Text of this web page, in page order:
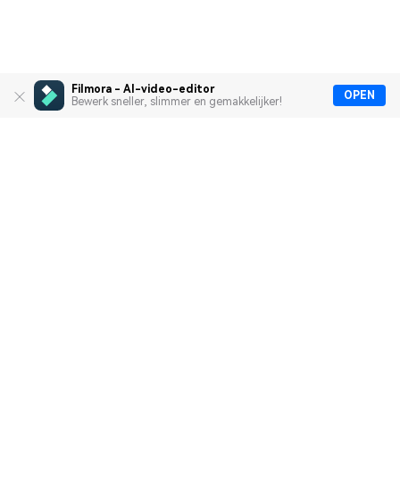
Filmora - AI-video-editor
Bewerk sneller, slimmer en gemakkelijker!
OPEN